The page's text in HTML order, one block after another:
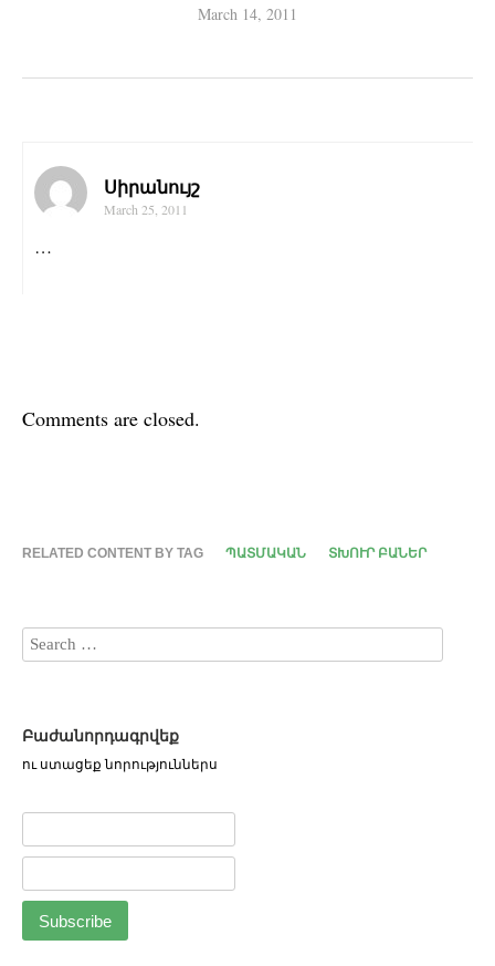
March 14, 2011
Սիրանույշ
March 25, 2011
…
Comments are closed.
RELATED CONTENT BY TAG ՊԱՏՄԱԿԱՆ ՏԽՈՒՐ ԲԱՆԵՐ
Բաժանորդագրվեք
ու ստացեք նորություններս